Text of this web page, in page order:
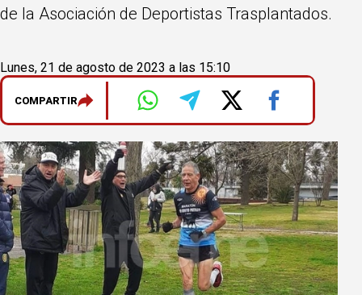
de la Asociación de Deportistas Trasplantados.
Lunes, 21 de agosto de 2023 a las 15:10
COMPARTIR